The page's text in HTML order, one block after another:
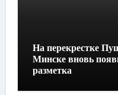
На перекрестке
Минске вновь
разметка